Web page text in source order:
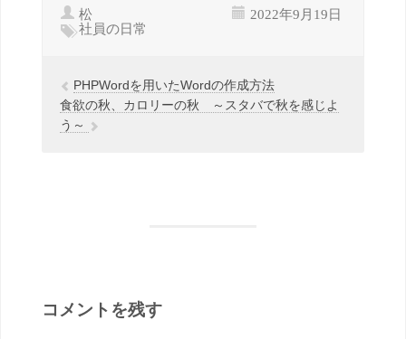
松 2022年9月19日
社員の日常
PHPWordを用いたWordの作成方法
食欲の秋、カロリーの秋 ～スタバで秋を感じよ
う～
コメントを残す